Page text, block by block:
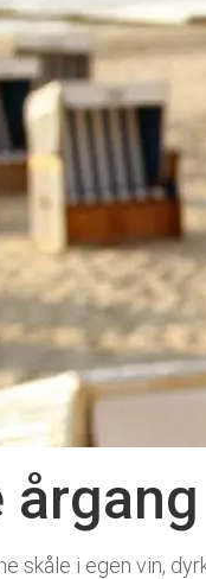
skåle i egen vin,